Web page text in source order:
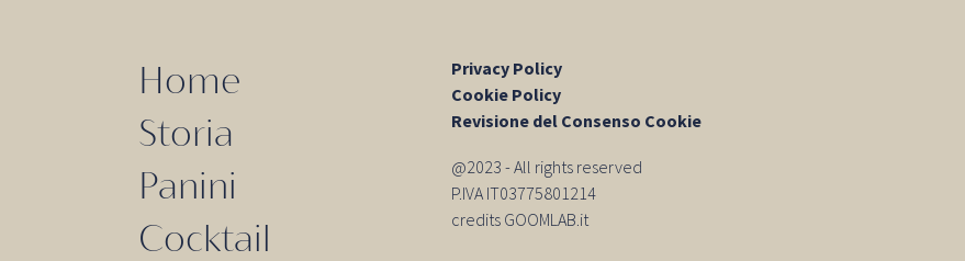
Home
Storia
Panini
Cocktail
Privacy Policy
Cookie Policy
Revisione del Consenso Cookie
@2023 - All rights reserved
P.IVA IT03775801214
credits GOOMLAB.it